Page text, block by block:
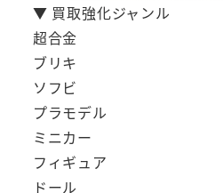
▼ 買取強化ジャンル
超合金
ブリキ
ソフビ
プラモデル
ミニカー
フィギュア
ドール